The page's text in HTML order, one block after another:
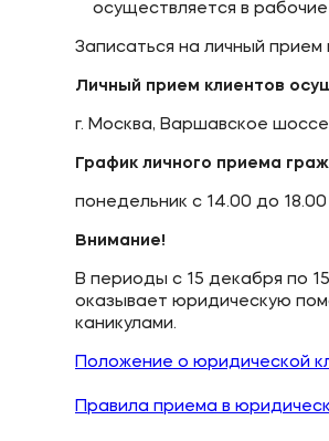
осуществляется в
Записаться на личный
Личный прием клиентов
г. Москва, Варшавское
График личного приема
понедельник с 14.00 до
Внимание!
В периоды с 15 декабря по
оказывает юридическую
каникулами.
Положение о юридической
Правила приема в